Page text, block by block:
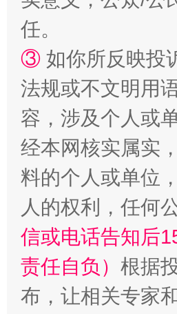
“蜀中异人”王建安的艺术幻境
任。
③ 如你所反映投
法规或不文明用
容，涉及个人或
经本网核实属实
料的个人或单位
人的权利，任何
信或电话告知后
责任自负） 根据
布，让相关专家